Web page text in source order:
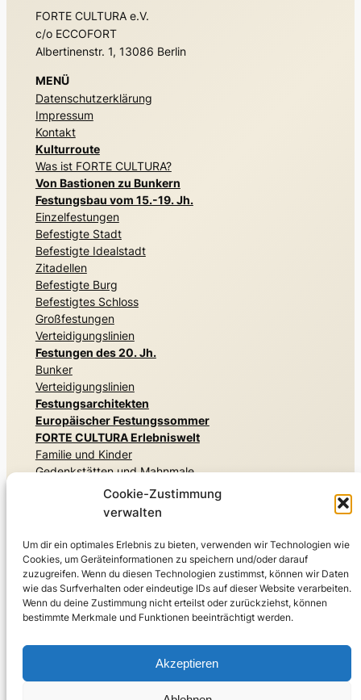
Cookie-Zustimmung
verwalten
Um dir ein optimales Erlebnis zu bieten, verwenden wir Technologien wie
Cookies, um Geräteinformationen zu speichern und/oder darauf
zuzugreifen. Wenn du diesen Technologien zustimmst, können wir Daten
wie das Surfverhalten oder eindeutige IDs auf dieser Website verarbeiten.
Wenn du deine Zustimmung nicht erteilst oder zurückziehst, können
bestimmte Merkmale und Funktionen beeinträchtigt werden.
Akzeptieren
FORTE CULTURA e.V.
c/o ECCOFORT
Albertinenstr. 1, 13086 Berlin
MENÜ
Datenschutzerklärung
Impressum
Kontakt
Kulturroute
Was ist FORTE CULTURA?
Von Bastionen zu Bunkern
Festungsbau vom 15.-19. Jh.
Einzelfestungen
Befestigte Stadt
Befestigte Idealstadt
Zitadellen
Befestigte Burg
Befestigtes Schloss
Großfestungen
Verteidigungslinien
Festungen des 20. Jh.
Bunker
Verteidigungslinien
Festungsarchitekten
Europäischer Festungssommer
FORTE CULTURA Erlebniswelt
Familie und Kinder
Gedenkstätten und Mahnmale
Geheime Architekturen
Militärgeschichte erleben
Museen und Ausstellungen
Natur erleben, Parks und Gärten
Residieren & Genießen
Sport
Reisewelt
Gästeführungen
FORTE CULTURA Reiseempfehlungen
Das FORTE CULTURA-Netzwerk
Für Mitglieder und Fachleute